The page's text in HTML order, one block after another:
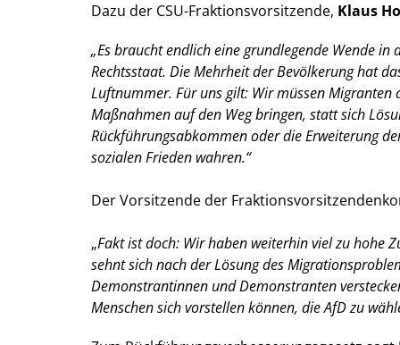
Dazu der CSU-Fraktionsvorsitzende, Klaus
Es braucht endlich eine grundlegende Wende
Rechtsstaat. Die Mehrheit der Bevölkerung hat
Luftnummer. Für uns gilt: Wir müssen Migranten
Maßnahmen auf den Weg bringen, statt sich
Rückführungsabkommen oder die Erweiterung
sozialen Frieden wahren.“
Der Vorsitzende der
Fakt ist doch: Wir haben weiterhin viel zu hohe
sehnt sich nach der Lösung des
Demonstrantinnen und Demonstranten
Menschen sich vorstellen können, die AfD zu